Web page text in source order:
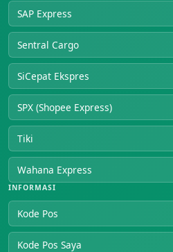
SAP Express
Sentral Cargo
SiCepat Ekspres
SPX (Shopee Express)
Tiki
Wahana Express
INFORMASI
Kode Pos
Kode Pos Saya